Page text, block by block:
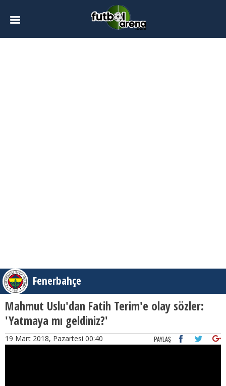
Fenerbahçe
Mahmut Uslu'dan Fatih Terim'e olay sözler:
'Yatmaya mı geldiniz?'
19 Mart 2018, Pazartesi 00:40 PAYLAŞ